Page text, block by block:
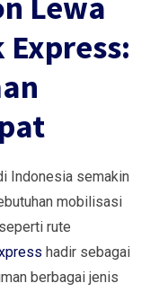
Indonesia semakin
mobilisasi
rute
hadir sebagai
berbagai jenis